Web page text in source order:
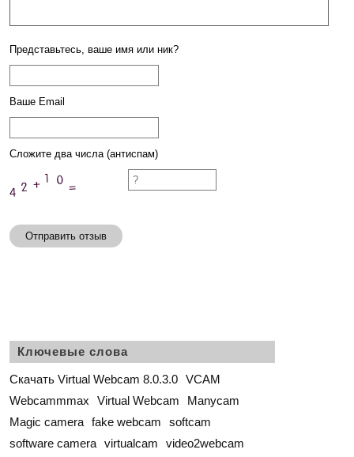
Представьтесь, ваше имя или ник?
Ваше Email
Сложите два числа (антиспам)
Отправить отзыв
Ключевые слова
Скачать Virtual Webcam 8.0.3.0 VCAM
Webcammmax
Virtual Webcam
Manycam
Magic camera fake webcam
softcam
software camera virtualcam
video2webcam